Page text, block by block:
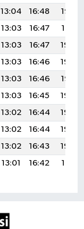
13:04 16:48
19:52
13:03 16:47
19:51
13:03 16:47
19:50
13:03 16:46
19:49
13:03 16:46
19:47
13:03 16:45
19:46
13:02 16:44
19:45
13:02 16:44
19:43
13:02 16:43
19:42
13:01 16:42 19:41